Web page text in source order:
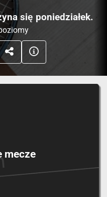
się poniedziałek.
mecze